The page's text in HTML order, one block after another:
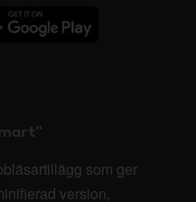
som ger
version,